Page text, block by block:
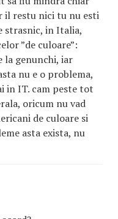
il restu nici tu nu esti
strasnic, in Italia,
”de culoare”:
la genunchi, iar
nu e o problema,
in IT. cam peste tot
oricum nu vad
de culoare si
asta exista, nu